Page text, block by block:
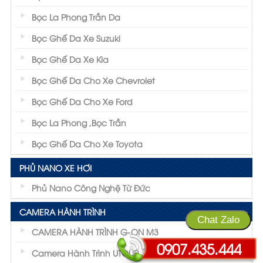
thông số này phản ánh khả năng cách
nhiệt sát hơn thông số Ngăn tia hồng
ngoại (IR%)
Bọc La Phong Trần Da
Bọc Ghế Da Xe Suzuki
Bọc Ghế Da Xe Kia
Bọc Ghế Da Cho Xe Chevrolet
Bọc Ghế Da Cho Xe Ford
Bọc La Phong ,Bọc Trần
Bọc Ghế Da Cho Xe Toyota
PHỦ NANO XE HƠI
Phủ Nano Công Nghệ Từ Đức
CAMERA HÀNH TRÌNH
CAMERA HÀNH TRÌNH G-ON M3
Camera Hành Trình UTOUR
0907.435.444
Chat Zalo